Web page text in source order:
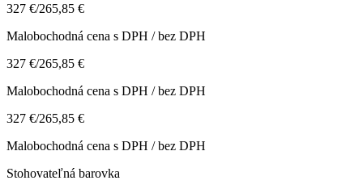
327 €/265,85 €
Malobochodná cena s DPH / bez DPH
327 €/265,85 €
Malobochodná cena s DPH / bez DPH
327 €/265,85 €
Malobochodná cena s DPH / bez DPH
Stohovateľná barovka